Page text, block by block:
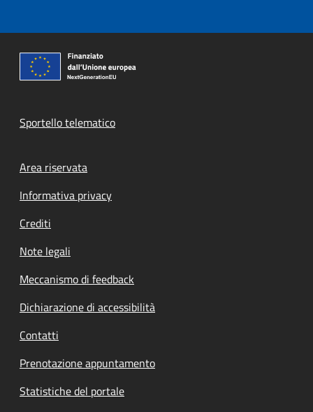
Sportello telematico
Footer menu
Area riservata
Informativa privacy
Crediti
Note legali
Meccanismo di feedback
Dichiarazione di accessibilità
Contatti
Prenotazione appuntamento
Statistiche del portale